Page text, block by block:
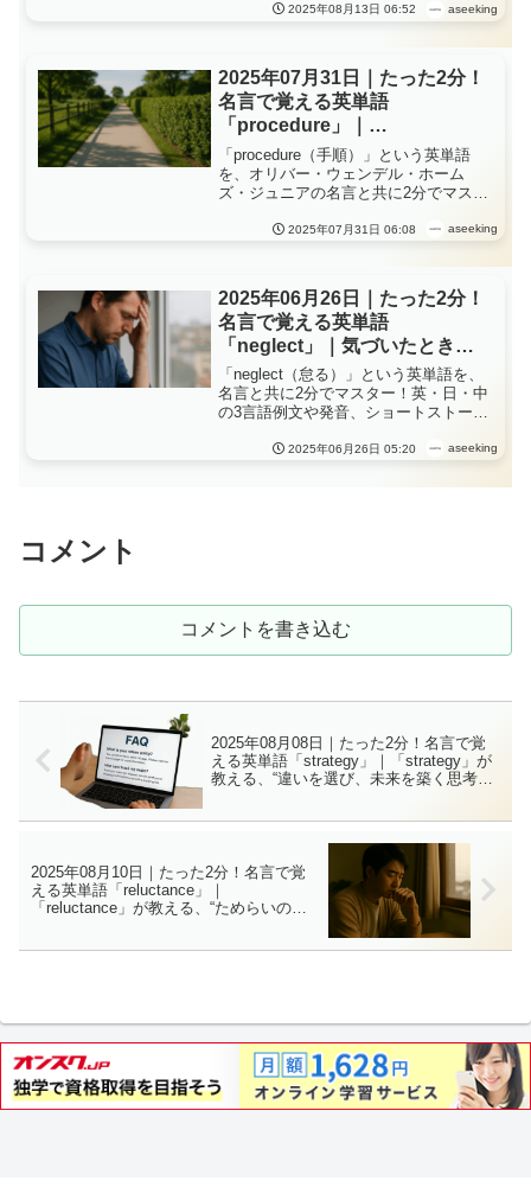
ーで理解が深まる毎日英語学習、
2025年08月13日 06:52 aseeking
2025年07月31日｜たった2分！
名言で覚える英単語
「procedure」｜
「procedure」が教える、“混乱
の中の秩序と思考の構え”
「procedure（手順）」という英単語
を、オリバー・ウェンデル・ホーム
ズ・ジュニアの名言と共に2分でマスタ
ョートストーリーで理解が深まる毎日
2025年07月31日 06:08 aseeking
2025年06月26日｜たった2分！
名言で覚える英単語
「neglect」｜気づいたときに
は遅かった
「neglect（怠る）」という英単語を、
名言と共に2分でマスター！英・日・中
の3言語例文や発音、ショートストーリ
いたときには遅かった
2025年06月26日 05:20 aseeking
コメント
コメントを書き込む
2025年08月08日｜たった2分！名言で覚
える英単語「strategy」｜「strategy」が
教える、“違いを選び、未来を築く思考の
2025年08月10日｜たった2分！名言で覚
える英単語「reluctance」｜
「reluctance」が教える、“ためらいの奥